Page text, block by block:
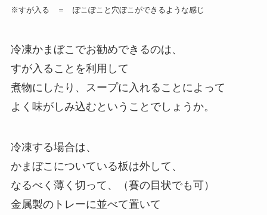
※すが入る ＝ ぽこぽこと穴ぼこができるような感じ
冷凍かまぼこでお勧めできるのは、
すが入ることを利用して
煮物にしたり、スープに入れることによって
よく味がしみ込むということでしょうか。
冷凍する場合は、
かまぼこについている板は外して、
なるべく薄く切って、（賽の目状でも可）
金属製のトレーに並べて置いて